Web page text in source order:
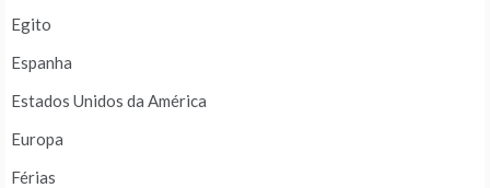
Egito
Espanha
Estados Unidos da América
Europa
Férias